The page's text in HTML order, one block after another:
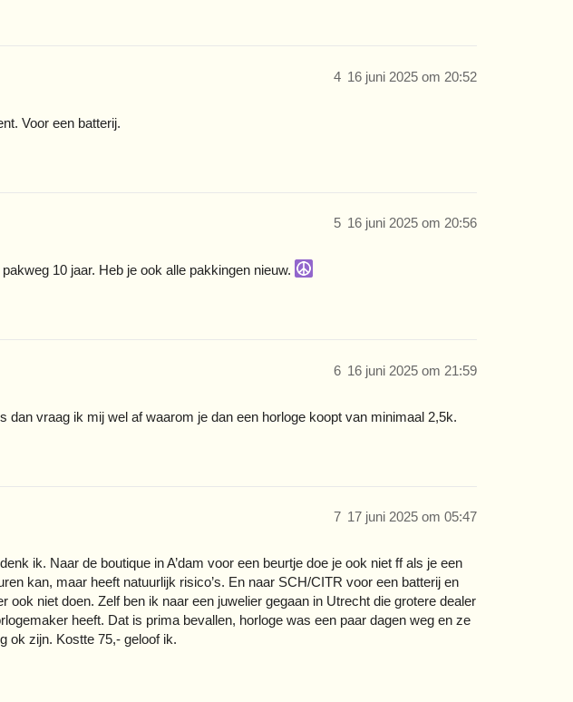
16 juni 2025 om 20:52
4
Voor een batterij.
16 juni 2025 om 20:56
5
10 jaar. Heb je ook alle pakkingen nieuw.
16 juni 2025 om 21:59
6
dan vraag ik mij wel af waarom je dan een horloge koopt van minimaal 2,5k.
17 juni 2025 om 05:47
7
ik. Naar de boutique in A’dam voor een beurtje doe je ook niet ff als je een
kan, maar heeft natuurlijk risico’s. En naar SCH/CITR voor een batterij en
ook niet doen. Zelf ben ik naar een juwelier gegaan in Utrecht die grotere dealer
heeft. Dat is prima bevallen, horloge was een paar dagen weg en ze
ok zijn. Kostte 75,- geloof ik.